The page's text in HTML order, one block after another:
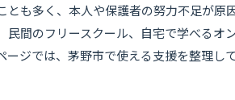
とも多く、本人や保護者の努力不足が原
民間のフリースクール、自宅で学べるオ
ジでは、茅野市で使える支援を整理し